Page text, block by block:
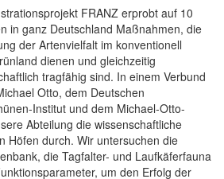
FRANZ erprobt auf 10
in ganz Deutschland Maßnahmen, die
der Artenvielfalt im konventionell
dienen und gleichzeitig
tragfähig sind. In einem Verbund
Otto, dem Deutschen
Institut und dem Michael-Otto-
Abteilung die wissenschaftliche
Höfen durch. Wir untersuchen die
die Tagfalter- und Laufkäferfauna
um den Erfolg der